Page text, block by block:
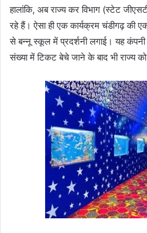
हालांकि, अब राज्य कर विभाग (स्टेट
रहे हैं। ऐसा ही एक कार्यक्रम चंडीगढ़ की
से बन्नू स्कूल में प्रदर्शनी लगाई। यह कंपनी
संख्या में टिकट बेचे जाने के बाद भी राज्य को